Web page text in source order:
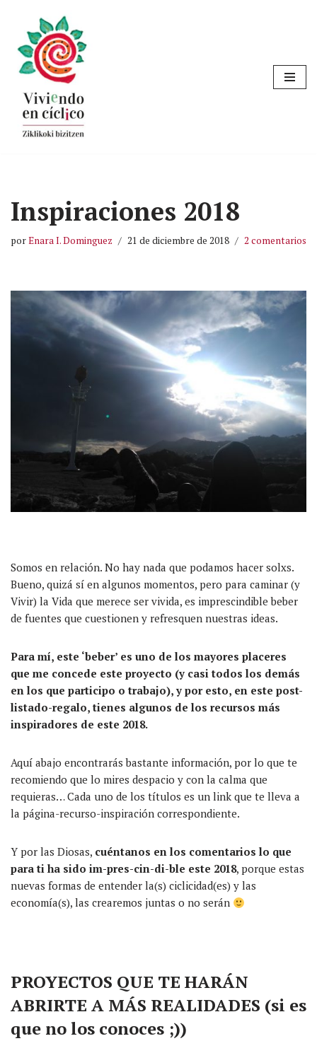
Saltar
al
contenido
Inspiraciones 2018
porEnara I. Dominguez 21 de diciembre de 2018 2 comentarios
Somos en relación. No hay nada que podamos hacer solxs.
Bueno, quizá sí en algunos momentos, pero para caminar (y
Vivir) la Vida que merece ser vivida, es imprescindible beber
de fuentes que cuestionen y refresquen nuestras ideas.
Para mí, este ‘beber’ es uno de los mayores placeres
que me concede este proyecto (y casi todos los demás
en los que participo o trabajo), y por esto, en este post-
listado-regalo, tienes algunos de los recursos más
inspiradores de este 2018.
Aquí abajo encontrarás bastante información, por lo que te
recomiendo que lo mires despacio y con la calma que
requieras… Cada uno de los títulos es un link que te lleva a
la página-recurso-inspiración correspondiente.
Y por las Diosas, cuéntanos en los comentarios lo que
para ti ha sido im-pres-cin-di-ble este 2018, porque estas
nuevas formas de entender la(s) ciclicidad(es) y las
economía(s), las crearemos juntas o no serán
PROYECTOS QUE TE HARÁN
ABRIRTE A MÁS REALIDADES (si es
que no los conoces ;))